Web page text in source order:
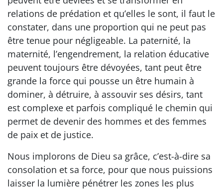
relations de prédation et qu’elles le sont, il faut le
constater, dans une proportion qui ne peut pas
être tenue pour négligeable. La paternité, la
maternité, l’engendrement, la relation éducative
peuvent toujours être dévoyées, tant peut être
grande la force qui pousse un être humain à
dominer, à détruire, à assouvir ses désirs, tant
est complexe et parfois compliqué le chemin qui
permet de devenir des hommes et des femmes
de paix et de justice.
Nous implorons de Dieu sa grâce, c’est-à-dire sa
consolation et sa force, pour que nous puissions
laisser la lumière pénétrer les zones les plus